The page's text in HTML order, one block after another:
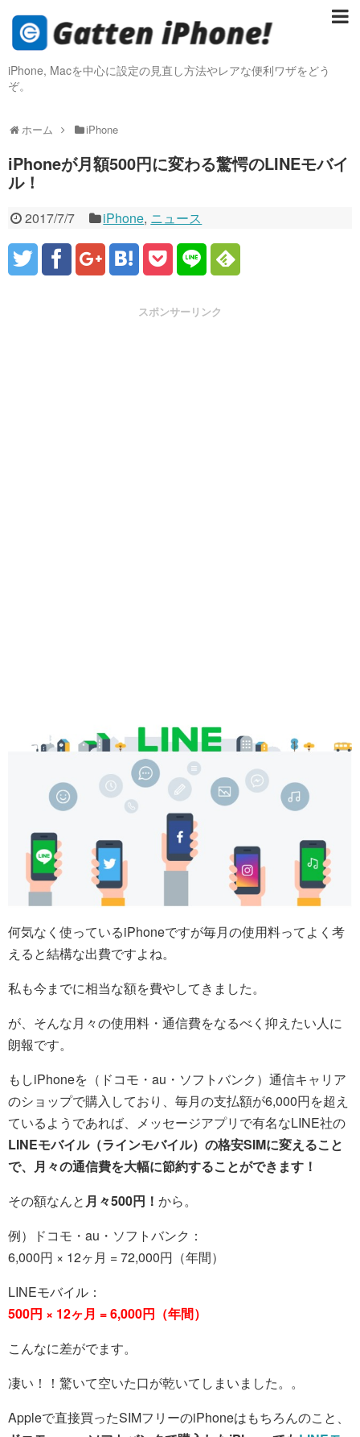
iPhone, Macを中心に設定の見直し方法やレアな便利ワザをどう
ぞ。
ホーム iPhone
iPhoneが月額500円に変わる驚愕のLINEモバイ
ル！
2017/7/7 iPhone, ニュース
スポンサーリンク
何気なく使っているiPhoneですが毎月の使用料ってよく考
えると結構な出費ですよね。
私も今までに相当な額を費やしてきました。
が、そんな月々の使用料・通信費をなるべく抑えたい人に
朗報です。
もしiPhoneを（ドコモ・au・ソフトバンク）通信キャリア
のショップで購入しており、毎月の支払額が6,000円を超え
ているようであれば、メッセージアプリで有名なLINE社の
LINEモバイル（ラインモバイル）の格安SIMに変えること
で、月々の通信費を大幅に節約することができます！
その額なんと 月々500円！ から。
例）ドコモ・au・ソフトバンク：
6,000円 × 12ヶ月 = 72,000円（年間）
LINEモバイル：
500円 × 12ヶ月 = 6,000円（年間）
こんなに差がでます。
凄い！！驚いて空いた口が乾いてしまいました。。
Appleで直接買ったSIMフリーのiPhoneはもちろんのこと、